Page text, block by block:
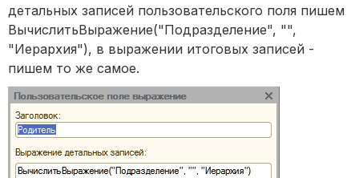
детальных записей пользовательского поля пишем
ВычислитьВыражение("Подразделение", "",
"Иерархия"), в выражении итоговых записей -
пишем то же самое.